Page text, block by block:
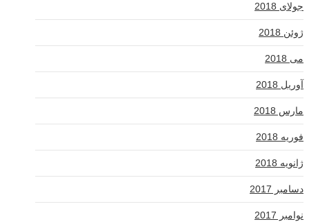
جولای 2018
ژوئن 2018
می 2018
آوریل 2018
مارس 2018
فوریه 2018
ژانویه 2018
دسامبر 2017
نوامبر 2017